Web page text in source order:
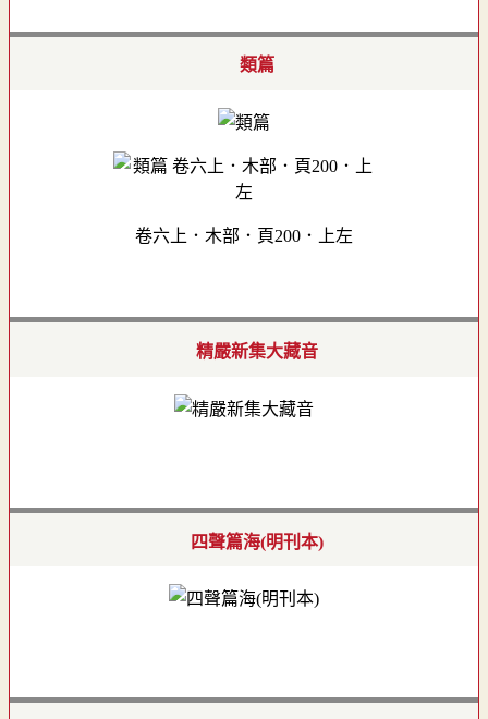
類篇
卷六上．木部．頁200．上左
精嚴新集大藏音
四聲篇海(明刊本)